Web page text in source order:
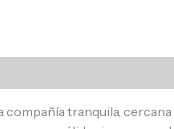
tranquila, cercana